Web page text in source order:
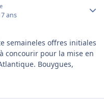
ans
semaineles offres initiales
concourir pour la mise en
Bouygues,